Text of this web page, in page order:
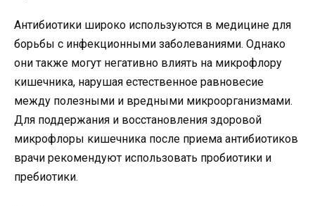
Антибиотики широко используются в медицине для
борьбы с инфекционными заболеваниями. Однако
они также могут негативно влиять на микрофлору
кишечника, нарушая естественное равновесие
между полезными и вредными микроорганизмами.
Для поддержания и восстановления здоровой
микрофлоры кишечника после приема антибиотиков
врачи рекомендуют использовать пробиотики и
пребиотики.